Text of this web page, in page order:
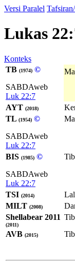
Versi Paralel
Lukas
Konteks
TB (1974) ©
SABDAweb
Luk 22:7
AYT (2018)
TL (1954) ©
SABDAweb
Luk 22:7
BIS (1985) ©
SABDAweb
Luk 22:7
TSI (2014)
MILT (2008)
Shellabear 2011
(2011)
AVB (2015)